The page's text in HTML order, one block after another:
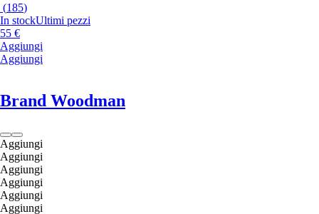
(185)
In stockUltimi pezzi
55 €
Aggiungi
Aggiungi
Brand Woodman
Aggiungi
Aggiungi
Aggiungi
Aggiungi
Aggiungi
Aggiungi